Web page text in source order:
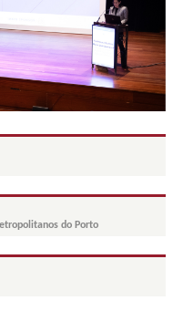
do Porto